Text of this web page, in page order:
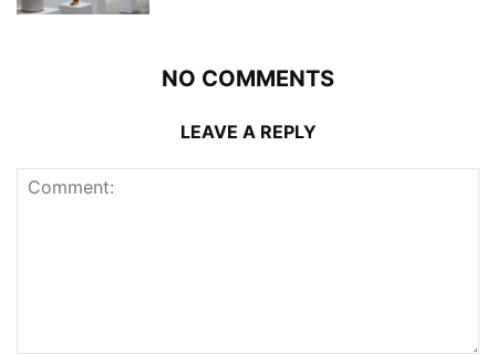
NO COMMENTS
LEAVE A REPLY